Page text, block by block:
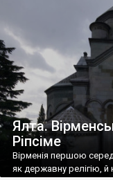
називаються
виробляє відмінне
легке біле і дуже […]
Ялта.
Ріпсіме
Вірменія першою
як державну релігію, й